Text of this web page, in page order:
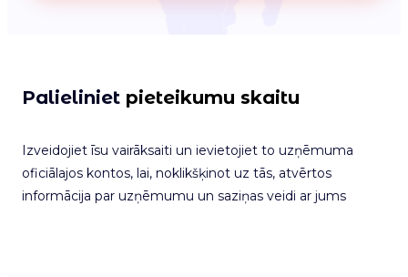
Palieliniet pieteikumu skaitu
Izveidojiet īsu vairāksaiti un ievietojiet to uzņēmuma
oficiālajos kontos, lai, noklikšķinot uz tās, atvērtos
informācija par uzņēmumu un saziņas veidi ar jums